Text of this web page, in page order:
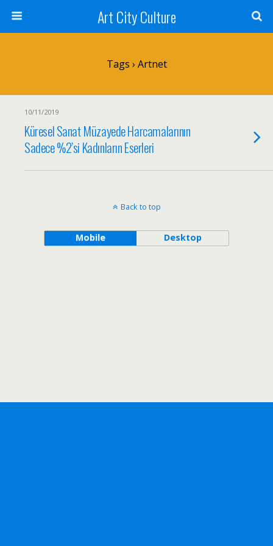
Art City Culture
Tags › Artnet
10/11/2019
Küresel Sanat Müzayede Harcamalarının
Sadece %2’si Kadınların Eserleri
Back to top
Mobile Desktop